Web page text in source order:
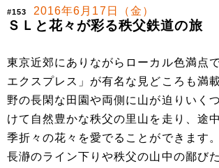
#153 2016年6月17日（金）
ＳＬと花々が彩る秩父鉄道の旅
東京近郊にありながらローカル色満点
エクスプレス」が有名な見どころも満
野の長閑な田園や両側に山が迫りいく
けて自然豊かな秩父の里山を走り、途
季折々の花々を愛でることができます。
長瀞のライン下りや秩父の山中の鄙び